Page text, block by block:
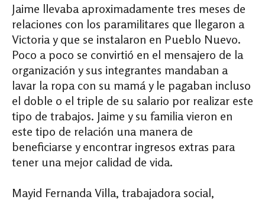
Jaime llevaba aproximadamente tres meses de
relaciones con los paramilitares que llegaron a
Victoria y que se instalaron en Pueblo Nuevo.
Poco a poco se convirtió en el mensajero de la
organización y sus integrantes mandaban a
lavar la ropa con su mamá y le pagaban incluso
el doble o el triple de su salario por realizar este
tipo de trabajos. Jaime y su familia vieron en
este tipo de relación una manera de
beneficiarse y encontrar ingresos extras para
tener una mejor calidad de vida.
Mayid Fernanda Villa, trabajadora social,